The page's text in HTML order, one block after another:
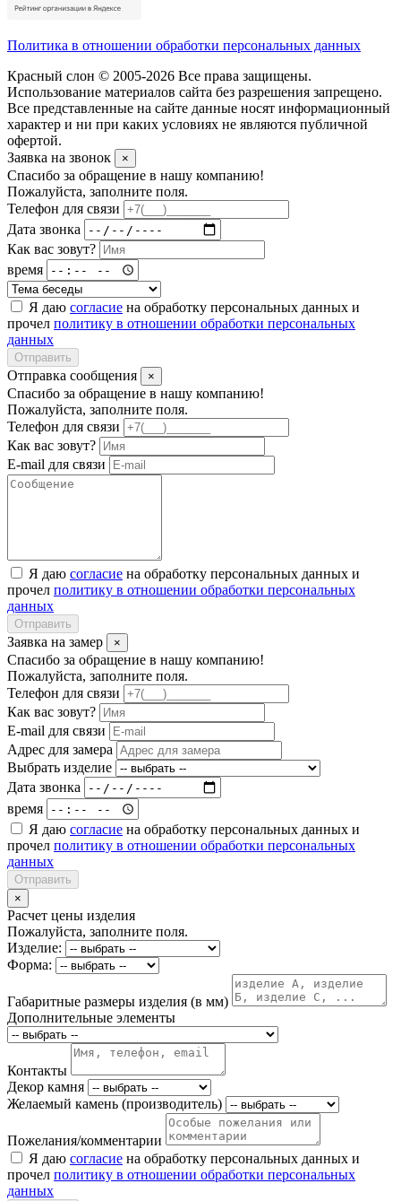
Политика в отношении обработки персональных данных
Красный слон © 2005-2026 Все права защищены.
Использование материалов сайта без разрешения запрещено.
Все представленные на сайте данные носят информационный
характер и ни при каких условиях не являются публичной
офертой.
Заявка на звонок
×
Спасибо за обращение в нашу компанию!
Пожалуйста, заполните поля.
Телефон для связи
Дата звонка
Как вас зовут?
время
Я даю согласие на обработку персональных данных и
прочел политику в отношении обработки персональных
данных
Отправить
Отправка сообщения ×
Спасибо за обращение в нашу компанию!
Пожалуйста, заполните поля.
Телефон для связи
Как вас зовут?
E-mail для связи
Я даю согласие на обработку персональных данных и
прочел политику в отношении обработки персональных
данных
Отправить
Заявка на замер ×
Спасибо за обращение в нашу компанию!
Пожалуйста, заполните поля.
Телефон для связи
Как вас зовут?
E-mail для связи
Адрес для замера
Выбрать изделие
Дата звонка
время
Я даю согласие на обработку персональных данных и
прочел политику в отношении обработки персональных
данных
Отправить
×
Расчет цены изделия
Пожалуйста, заполните поля.
Изделие:
Форма:
Габаритные размеры изделия (в мм)
Дополнительные элементы
Контакты
Декор камня
Желаемый камень (производитель)
Пожелания/комментарии
Я даю согласие на обработку персональных данных и
прочел политику в отношении обработки персональных
данных